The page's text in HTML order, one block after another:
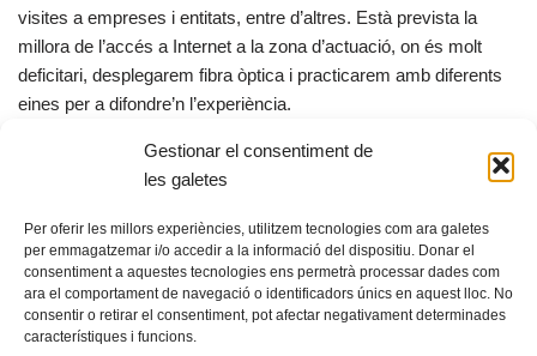
Gestionar el consentiment de
les galetes
Per oferir les millors experiències, utilitzem tecnologies com ara galetes
per emmagatzemar i/o accedir a la informació del dispositiu. Donar el
consentiment a aquestes tecnologies ens permetrà processar dades com
ara el comportament de navegació o identificadors únics en aquest lloc. No
consentir o retirar el consentiment, pot afectar negativament determinades
característiques i funcions.
visites a empreses i entitats, entre d’altres. Està prevista la
millora de l’accés a Internet a la zona d’actuació, on és molt
deficitari, desplegarem fibra òptica i practicarem amb diferents
eines per a difondre’n l’experiència.
a
c
e
b
E
ail
C
o
m
p
ar
© Fundació guifi.net -Privadesa i avís legal